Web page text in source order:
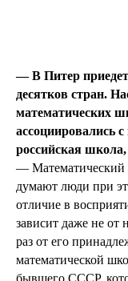
— В Питер
десятков стран.
математических
ассоциировались
российская
— Математический
думают люди при
отличие в
зависит даже не от
раз от его
математической